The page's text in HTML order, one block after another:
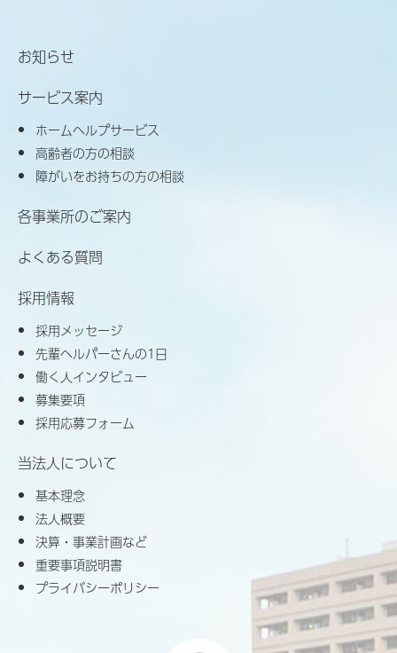
お知らせ
サービス案内
ホームヘルプサービス
高齢者の方の相談
障がいをお持ちの方の相談
各事業所のご案内
よくある質問
採用情報
採用メッセージ
先輩ヘルパーさんの1日
働く人インタビュー
募集要項
採用応募フォーム
当法人について
基本理念
法人概要
決算・事業計画など
重要事項説明書
プライバシーポリシー